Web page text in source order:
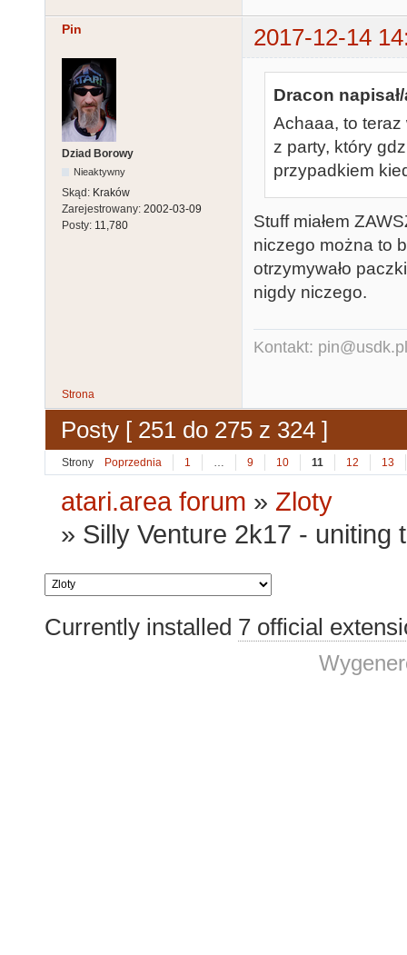
Pin 2017-12-14
Dziad Borowy
Nieaktywny
Skąd: Kraków
Zarejestrowany: 2002-03-09
Posty: 11,780
Dracon
Achaaa, to teraz
z party, który
przypadkiem
Stuff miałem
niczego można to
otrzymywało
nigdy niczego.
Kontakt: pin@usdk.pl
Strona
Posty [ 251 do 275 z 324 ]
Strony Poprzednia 1 … 9 10 11 12 13
atari.area forum » Zloty
» Silly Venture 2k17 - uniting
Currently installed 7 official